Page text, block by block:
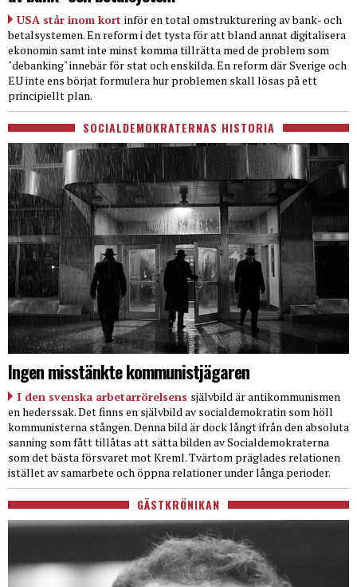
USA står inom kort inför en total omstrukturering av bank- och
betalsystemen. En reform i det tysta för att bland annat digitalisera
ekonomin samt inte minst komma tillrätta med de problem som
"debanking" innebär för stat och enskilda. En reform där Sverige och
EU inte ens börjat formulera hur problemen skall lösas på ett
principiellt plan.
SOCIALDEMOKRATERNAS HISTORIA
Ingen misstänkte kommunistjägaren
I den svenska arbetarrörelsens självbild är antikommunismen
en hederssak. Det finns en självbild av socialdemokratin som höll
kommunisterna stången. Denna bild är dock långt ifrån den absoluta
sanning som fått tillåtas att sätta bilden av Socialdemokraterna
som det bästa försvaret mot Kreml. Tvärtom präglades relationen
istället av samarbete och öppna relationer under långa perioder.
GÄSTKRÖNIKAN